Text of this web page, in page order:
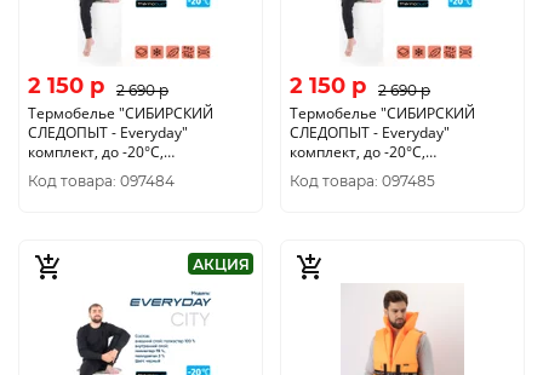
2 150 p 2 690 p
Термобелье "CИБИРСКИЙ
СЛЕДОПЫТ - Everyday"
комплект, до -20°С,
двухслойное, р.54
Код товара: 097484
2 150 p 2 690 p
Термобелье "CИБИРСКИЙ
СЛЕДОПЫТ - Everyday"
комплект, до -20°С,
двухслойное, р.56
Код товара: 097485
АКЦИЯ